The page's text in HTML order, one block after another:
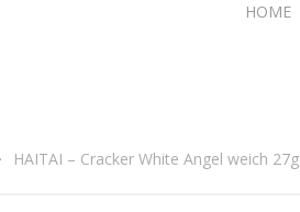
HOME
HAITAI – Cracker White Angel weich 27g